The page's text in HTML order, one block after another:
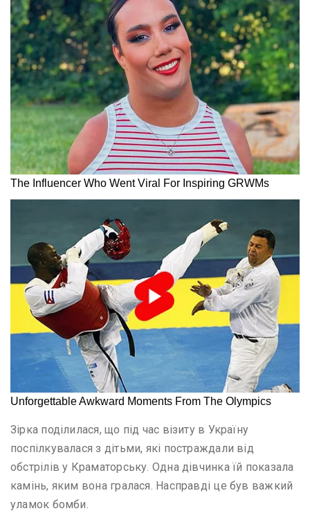
Зірка поділилася, що під час візиту в Україну
поспілкувалася з дітьми, які постраждали від
обстрілів у Краматорську. Одна дівчинка їй показала
камінь, яким вона гралася. Насправді це був важкий
уламок бомби.